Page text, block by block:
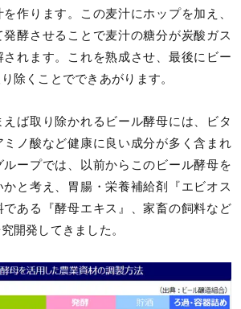
作ります。この麦汁にホップを加え、
発酵させることで麦汁の糖分が炭酸ガス
されます。これを熟成させ、最後にビー
除くことでできあがります。
えば取り除かれるビール酵母には、ビタ
ミノ酸など健康に良い成分が多く含まれ
ープでは、以前からこのビール酵母を
と考え、胃腸・栄養補給剤『エビオス
ある『酵母エキス』、家畜の飼料など
開発してきました。